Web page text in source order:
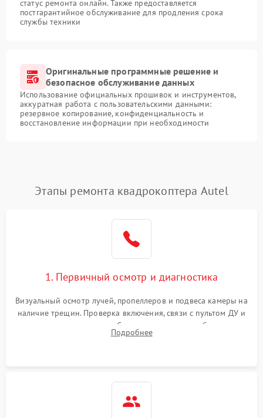
статус ремонта онлайн. Также предоставляется
постгарантийное обслуживание для продления срока
службы техники
Оригинальные программные решение и
безопасное обслуживание данных
Использование официальных прошивок и инструментов,
аккуратная работа с пользовательскими данными:
резервное копирование, конфиденциальность и
восстановление информации при необходимости
Этапы ремонта квадрокоптера Autel
1. Первичный осмотр и диагностика
Визуальный осмотр лучей, пропеллеров и подвеса камеры на
наличие трещин. Проверка включения, связи с пультом ДУ и
передачи видеосигнала. Считывание логов ошибок через
полетное ПО для определения характера неисправности.
Подробнее